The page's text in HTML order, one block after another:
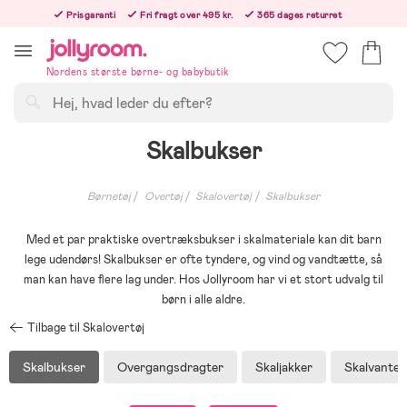
innehållet
Prisgaranti Fri fragt over 495 kr.
365 dages returret
Nordens største børne- og babybutik
Skalbukser
Børnetøj Overtøj Skalovertøj Skalbukser
Med et par praktiske overtræksbukser i skalmateriale kan dit barn
lege udendørs! Skalbukser er ofte tyndere, og vind og vandtætte, så
man kan have flere lag under. Hos Jollyroom har vi et stort udvalg til
børn i alle aldre.
Tilbage til Skalovertøj
Skalbukser Overgangsdragter Skaljakker Skalvanter